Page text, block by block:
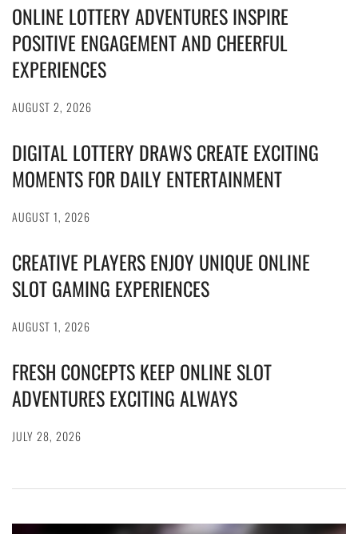
ONLINE LOTTERY ADVENTURES INSPIRE
POSITIVE ENGAGEMENT AND CHEERFUL
EXPERIENCES
AUGUST 2, 2026
DIGITAL LOTTERY DRAWS CREATE EXCITING
MOMENTS FOR DAILY ENTERTAINMENT
AUGUST 1, 2026
CREATIVE PLAYERS ENJOY UNIQUE ONLINE
SLOT GAMING EXPERIENCES
AUGUST 1, 2026
FRESH CONCEPTS KEEP ONLINE SLOT
ADVENTURES EXCITING ALWAYS
JULY 28, 2026